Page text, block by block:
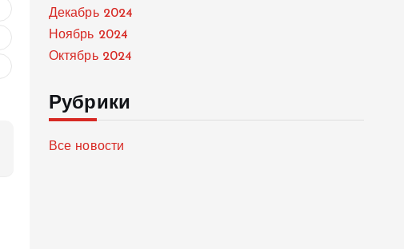
Декабрь 2024
Ноябрь 2024
Октябрь 2024
Рубрики
Все новости